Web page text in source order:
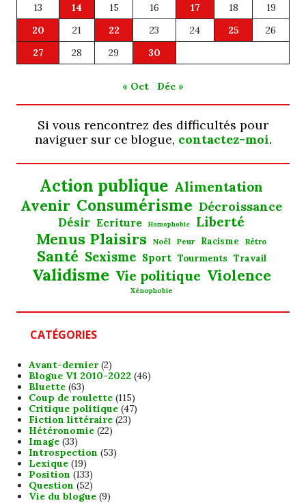
13 14 15 16 17 18
19
20
21 22 23 24 25
26
27
28 29 30
« Oct Déc »
Si vous rencontrez des difficultés pour
naviguer sur ce blogue, contactez-moi.
Action publique Alimentation
Avenir Consumérisme Décroissance
Désir Ecriture Homophobie Liberté
Menus Plaisirs Noël Peur Racisme Rétro
Santé Sexisme Sport Tourments Travail
Validisme Vie politique Violence
Xénophobie
CATÉGORIES
Avant-dernier(2)
Blogue V1 2010-2022 (46)
Bluette(63)
Coup de roulette(115)
Critique politique(47)
Fiction littéraire(23)
Hétéronomie(22)
Image(33)
Introspection (53)
Lexique(19)
Position (133)
Question (52)
Vie du blogue(9)